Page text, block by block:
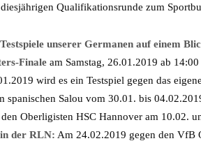
Qualifikationsrunde zum
unserer Germanen auf einem
Finale am Samstag, 26.01.2019 ab
wird es ein Testspiel gegen das
spanischen Salou vom 30.01. bis
den Oberligisten HSC Hannover am 10.02.
der RLN: Am 24.02.2019 gegen den VfB